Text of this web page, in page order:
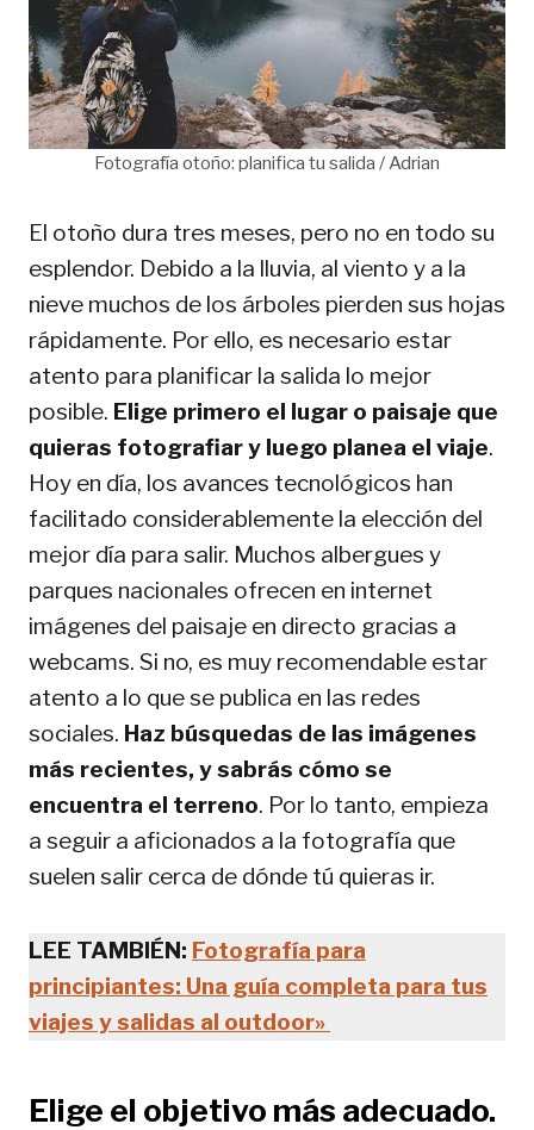
Fotografía otoño: planifica tu salida / Adrian
El otoño dura tres meses, pero no en todo su
esplendor. Debido a la lluvia, al viento y a la
nieve muchos de los árboles pierden sus hojas
rápidamente. Por ello, es necesario estar
atento para planificar la salida lo mejor
posible. Elige primero el lugar o paisaje que
quieras fotografiar y luego planea el viaje.
Hoy en día, los avances tecnológicos han
facilitado considerablemente la elección del
mejor día para salir. Muchos albergues y
parques nacionales ofrecen en internet
imágenes del paisaje en directo gracias a
webcams. Si no, es muy recomendable estar
atento a lo que se publica en las redes
sociales. Haz búsquedas de las imágenes
más recientes, y sabrás cómo se
encuentra el terreno. Por lo tanto, empieza
a seguir a aficionados a la fotografía que
suelen salir cerca de dónde tú quieras ir.
LEE TAMBIÉN: Fotografía para
principiantes: Una guía completa para tus
viajes y salidas al outdoor»
Elige el objetivo más adecuado.